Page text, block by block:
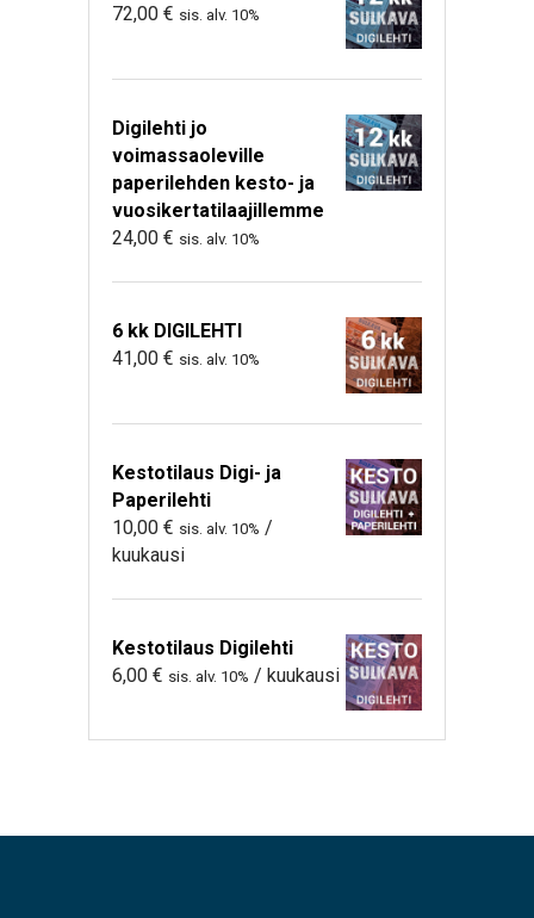
72,00 € sis. alv. 10%
Digilehti jo
voimassaoleville
paperilehden kesto- ja
vuosikertatilaajillemme
24,00 € sis. alv. 10%
6 kk DIGILEHTI
41,00 € sis. alv. 10%
Kestotilaus Digi- ja
Paperilehti
10,00 € sis. alv. 10% /
kuukausi
Kestotilaus Digilehti
6,00 € sis. alv. 10% / kuukausi